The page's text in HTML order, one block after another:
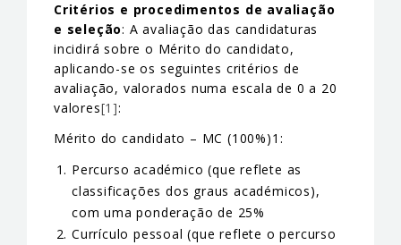
Critérios e procedimentos de avaliação
e seleção: A avaliação das candidaturas
incidirá sobre o Mérito do candidato,
aplicando-se os seguintes critérios de
avaliação, valorados numa escala de 0 a 20
valores[1]:
Mérito do candidato – MC (100%)1:
Percurso académico (que reflete as
classificações dos graus académicos),
com uma ponderação de 25%
Currículo pessoal (que reflete o percurso